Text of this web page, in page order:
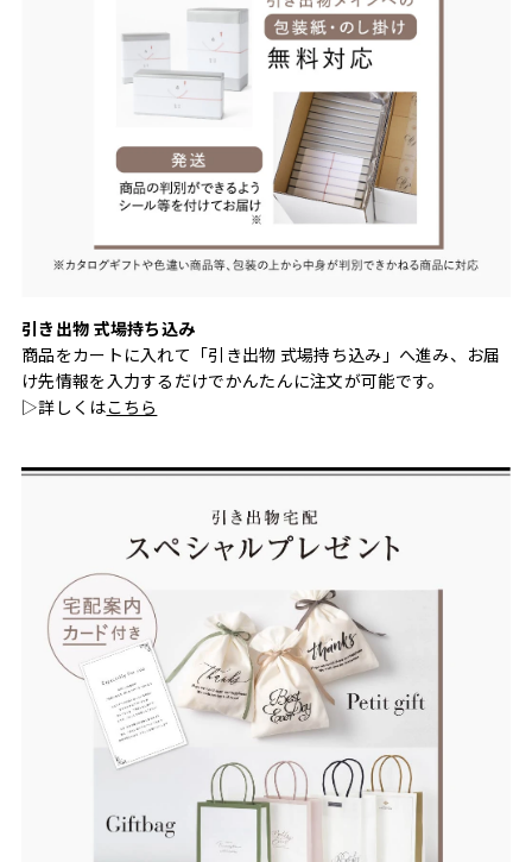
引き出物 式場持ち込み
商品をカートに入れて「引き出物 式場持ち込み」へ進み、お届
け先情報を入力するだけでかんたんに注文が可能です。
▷詳しくはこちら